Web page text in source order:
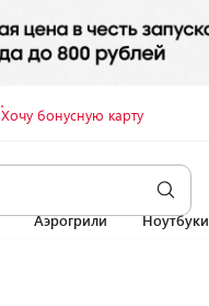
Хочу бонусную карту
Аэрогрили Ноутбуки